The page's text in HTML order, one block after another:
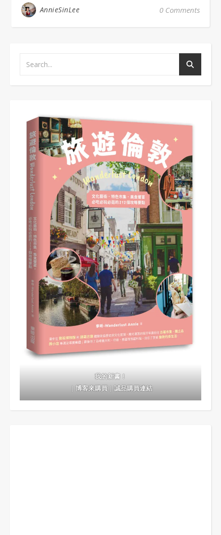
AnnieSinLee 0 Comments
我的新書！
｜博客來購買｜誠品購買連結